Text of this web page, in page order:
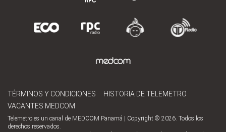
TÉRMINOS Y CONDICIONES
HISTORIA DE TELEMETRO
VACANTES MEDCOM
Telemetro es un canal de MEDCOM Panamá | Copyright © 2026. Todos los
derechos reservados.